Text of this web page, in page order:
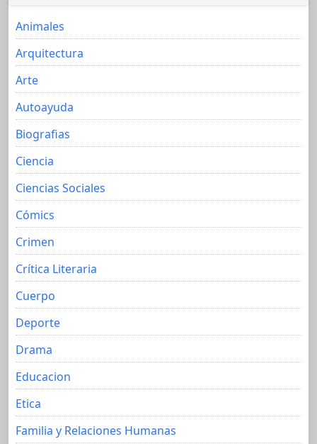
Animales
Arquitectura
Arte
Autoayuda
Biografias
Ciencia
Ciencias Sociales
Cómics
Crimen
Crítica Literaria
Cuerpo
Deporte
Drama
Educacion
Etica
Familia y Relaciones Humanas